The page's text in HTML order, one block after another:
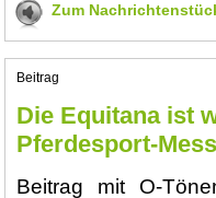
Zum
Beitrag
Die Equitana ist
Pferdesport-
Beitrag mit O-